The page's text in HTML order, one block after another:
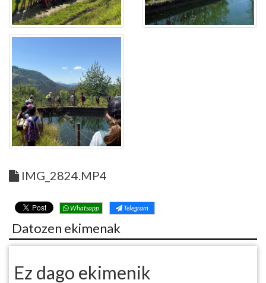
IMG_2824.MP4
Whatsapp Telegram
Datozen ekimenak
Ez dago ekimenik